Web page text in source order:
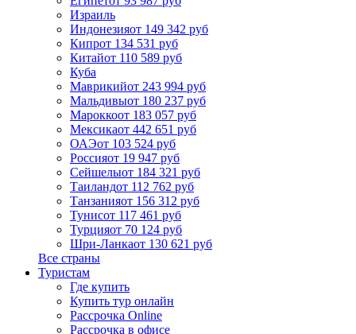
Израиль
Индонезияот 149 342 руб
Кипрот 134 531 руб
Китайот 110 589 руб
Куба
Маврикийот 243 994 руб
Мальдивыот 180 237 руб
Мароккоот 183 057 руб
Мексикаот 442 651 руб
ОАЭот 103 524 руб
Россияот 19 947 руб
Сейшелыот 184 321 руб
Таиландот 112 762 руб
Танзанияот 156 312 руб
Тунисот 117 461 руб
Турцияот 70 124 руб
Шри-Ланкаот 130 621 руб
Все страны
Туристам
Где купить
Купить тур онлайн
Рассрочка Online
Рассрочка в офисе